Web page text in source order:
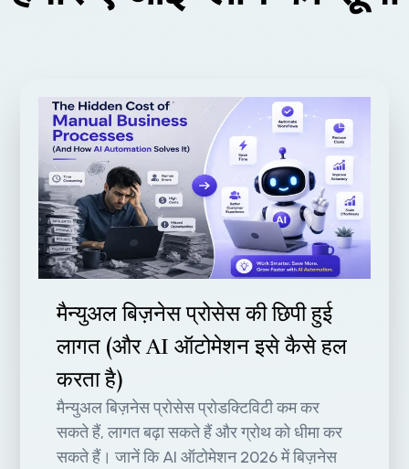
मैन्युअल बिज़नेस प्रोसेस की छिपी हुई
लागत (और AI ऑटोमेशन इसे कैसे हल
करता है)
मैन्युअल बिज़नेस प्रोसेस प्रोडक्टिविटी कम कर
सकते हैं, लागत बढ़ा सकते हैं और ग्रोथ को धीमा कर
सकते हैं। जानें कि AI ऑटोमेशन 2026 में बिज़नेस